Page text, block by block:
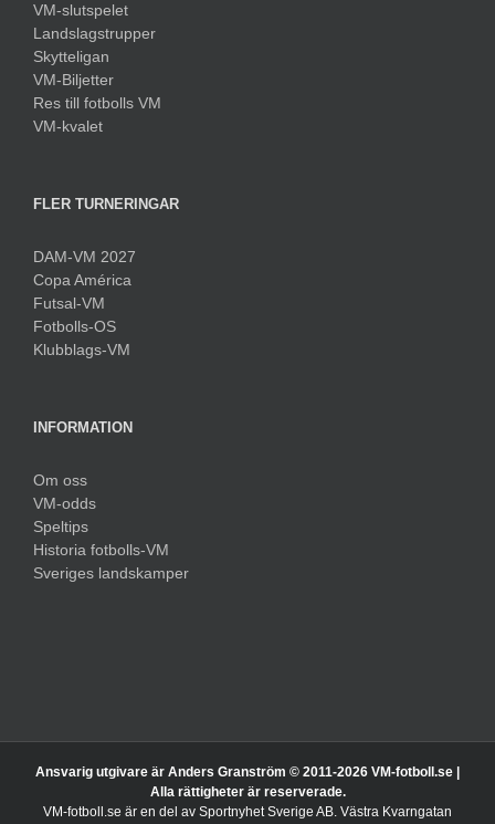
VM-slutspelet
Landslagstrupper
Skytteligan
VM-Biljetter
Res till fotbolls VM
VM-kvalet
FLER TURNERINGAR
DAM-VM 2027
Copa América
Futsal-VM
Fotbolls-OS
Klubblags-VM
INFORMATION
Om oss
VM-odds
Speltips
Historia fotbolls-VM
Sveriges landskamper
Ansvarig utgivare är Anders Granström © 2011-2026 VM-fotboll.se |
Alla rättigheter är reserverade.
VM-fotboll.se är en del av Sportnyhet Sverige AB. Västra Kvarngatan